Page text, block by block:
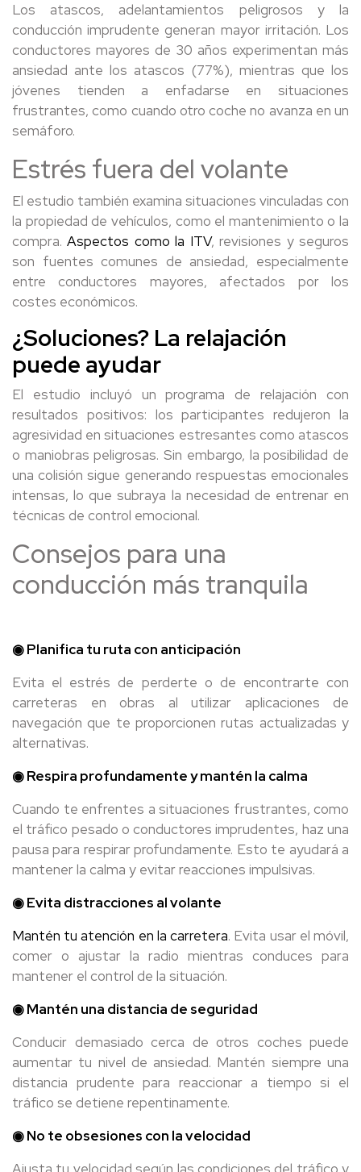
Los atascos, adelantamientos peligrosos y la
conducción imprudente generan mayor irritación. Los
conductores mayores de 30 años experimentan más
ansiedad ante los atascos (77%), mientras que los
jóvenes tienden a enfadarse en situaciones
frustrantes, como cuando otro coche no avanza en un
semáforo.
Estrés fuera del volante
El estudio también examina situaciones vinculadas con
la propiedad de vehículos, como el mantenimiento o la
compra.Aspectos como la ITV, revisiones y seguros
son fuentes comunes de ansiedad, especialmente
entre conductores mayores, afectados por los
costes económicos.
¿Soluciones? La relajación
puede ayudar
El estudio incluyó un programa de relajación con
resultados positivos: los participantes redujeron la
agresividad en situaciones estresantes como atascos
o maniobras peligrosas. Sin embargo, la posibilidad de
una colisión sigue generando respuestas emocionales
intensas, lo que subraya la necesidad de entrenar en
técnicas de control emocional.
Consejos para una
conducción más tranquila
◉ Planifica tu ruta con anticipación
Evita el estrés de perderte o de encontrarte con
carreteras en obras al utilizar aplicaciones de
navegación que te proporcionen rutas actualizadas y
alternativas.
◉ Respira profundamente y mantén la calma
Cuando te enfrentes a situaciones frustrantes, como
el tráfico pesado o conductores imprudentes, haz una
pausa para respirar profundamente. Esto te ayudará a
mantener la calma y evitar reacciones impulsivas.
◉ Evita distracciones al volante
Mantén tu atención en la carretera. Evita usar el móvil,
comer o ajustar la radio mientras conduces para
mantener el control de la situación.
◉ Mantén una distancia de seguridad
Conducir demasiado cerca de otros coches puede
aumentar tu nivel de ansiedad. Mantén siempre una
distancia prudente para reaccionar a tiempo si el
tráfico se detiene repentinamente.
◉ No te obsesiones con la velocidad